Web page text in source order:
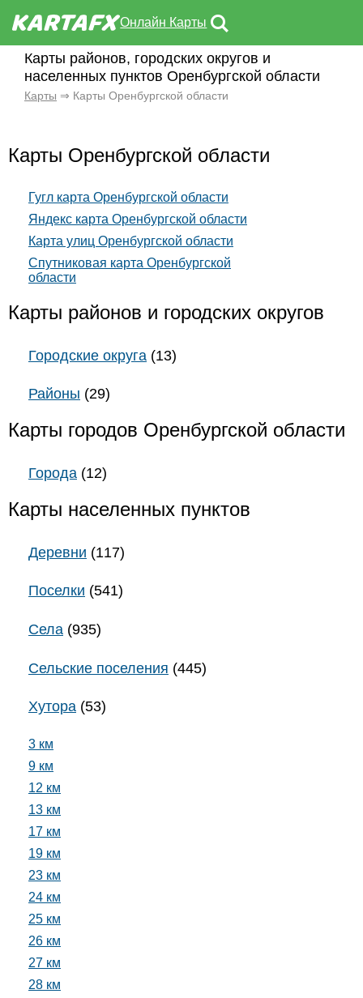
Онлайн Карты
Карты районов, городских округов и
населенных пунктов Оренбургской области
Карты ⇒ Карты Оренбургской области
Карты Оренбургской области
Гугл карта Оренбургской области
Яндекс карта Оренбургской области
Карта улиц Оренбургской области
Спутниковая карта Оренбургской
области
Карты районов и городских округов
Городские округа (13)
Районы (29)
Карты городов Оренбургской области
Города (12)
Карты населенных пунктов
Деревни (117)
Поселки (541)
Села (935)
Сельские поселения (445)
Хутора (53)
3 км
9 км
12 км
13 км
17 км
19 км
23 км
24 км
25 км
26 км
27 км
28 км